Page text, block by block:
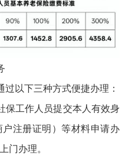
过以下三种方式便捷办理：
保工作人员提交本人有效身
注册证明）等材料申请办
门办理。